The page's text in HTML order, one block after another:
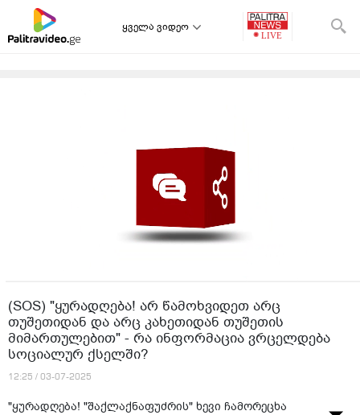
ყველა ვიდეო
(SOS) "ყურადღება! არ წამოხვიდეთ არც
თუშეთიდან და არც კახეთიდან თუშეთის
მიმართულებით" - რა ინფორმაცია ვრცელდება
სოციალურ ქსელში?
12:25 / 03-07-2025
"ყურადღება! "შაქლაქნაფუძრის" ხევი ჩამორეცხა